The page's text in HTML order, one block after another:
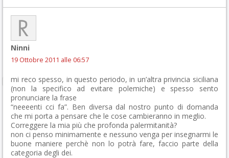
Ninni
19 Ottobre 2011 alle 06:57
mi reco spesso, in questo periodo, in un’altra privincia siciliana
(non la specifico ad evitare polemiche) e spesso sento
pronunciare la frase
“neeeenti cci fa”. Ben diversa dal nostro punto di domanda
che mi porta a pensare che le cose cambieranno in meglio.
Correggere la mia più che profonda palermitanità?
non ci penso minimamente e nessuno venga per insegnarmi le
buone maniere perchè non lo potrà fare, faccio parte della
categoria degli dei.